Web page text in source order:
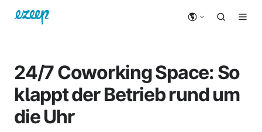
24/7 Coworking Space: So
klappt der Betrieb rund um
die Uhr